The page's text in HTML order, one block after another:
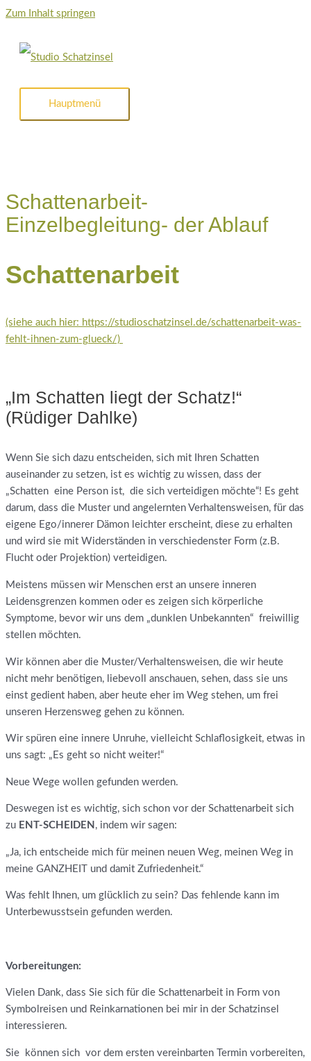
Zum Inhalt springen
Hauptmenü
Schattenarbeit-
Einzelbegleitung- der Ablauf
Schattenarbeit
(siehe auch hier: https://studioschatzinsel.de/schattenarbeit-was-
fehlt-ihnen-zum-glueck/)
„Im Schatten liegt der Schatz!“
(Rüdiger Dahlke)
Wenn Sie sich dazu entscheiden, sich mit Ihren Schatten
auseinander zu setzen, ist es wichtig zu wissen, dass der
„Schatten eine Person ist, die sich verteidigen möchte“! Es geht
darum, dass die Muster und angelernten Verhaltensweisen, für das
eigene Ego/innerer Dämon leichter erscheint, diese zu erhalten
und wird sie mit Widerständen in verschiedenster Form (z.B.
Flucht oder Projektion) verteidigen.
Meistens müssen wir Menschen erst an unsere inneren
Leidensgrenzen kommen oder es zeigen sich körperliche
Symptome, bevor wir uns dem „dunklen Unbekannten“ freiwillig
stellen möchten.
Wir können aber die Muster/Verhaltensweisen, die wir heute
nicht mehr benötigen, liebevoll anschauen, sehen, dass sie uns
einst gedient haben, aber heute eher im Weg stehen, um frei
unseren Herzensweg gehen zu können.
Wir spüren eine innere Unruhe, vielleicht Schlaflosigkeit, etwas in
uns sagt: „Es geht so nicht weiter!“
Neue Wege wollen gefunden werden.
Deswegen ist es wichtig, sich schon vor der Schattenarbeit sich
zu ENT-SCHEIDEN , indem wir sagen:
„Ja, ich entscheide mich für meinen neuen Weg, meinen Weg in
meine GANZHEIT und damit Zufriedenheit.“
Was fehlt Ihnen, um glücklich zu sein? Das fehlende kann im
Unterbewusstsein gefunden werden.
Vorbereitungen:
Vielen Dank, dass Sie sich für die Schattenarbeit in Form von
Symbolreisen und Reinkarnationen bei mir in der Schatzinsel
interessieren.
Sie können sich vor dem ersten vereinbarten Termin vorbereiten,